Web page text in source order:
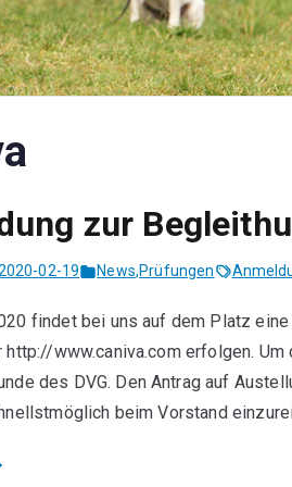
zur
02-19 News,Prüfungen
findet bei uns auf dem Platz
http://www.caniva.com erfolgen.
des DVG. Den Antrag auf
beim Vorstand